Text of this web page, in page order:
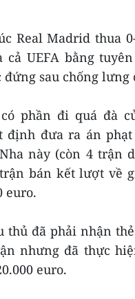
Real Madrid thua
UEFA bằng
sau chống lưng
phần đi quá đà
định đưa ra án
này (còn 4 trận
bán kết lượt về
euro.
thủ đã phải nhận
nhưng đã thực
euro.